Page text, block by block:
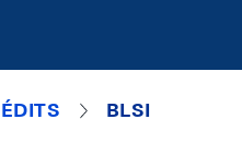
BLSI